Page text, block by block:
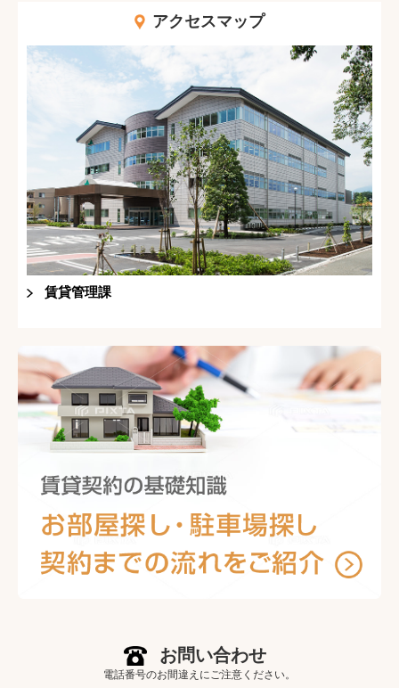
アクセスマップ
賃貸管理課
お問い合わせ
電話番号のお間違えにご注意ください。